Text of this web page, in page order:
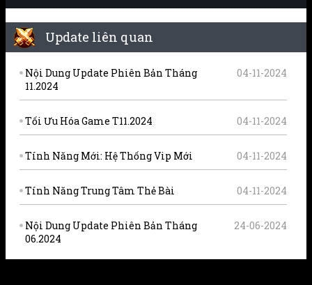
Update liên quan
Nội Dung Update Phiên Bản Tháng
11.2024
04-11-2024
Tối Ưu Hóa Game T11.2024 04-11-2024
Tính Năng Mới: Hệ Thống Vip Mới 04-11-2024
Tính Năng Trung Tâm Thẻ Bài 04-11-2024
Nội Dung Update Phiên Bản Tháng
06.2024
24-06-2024